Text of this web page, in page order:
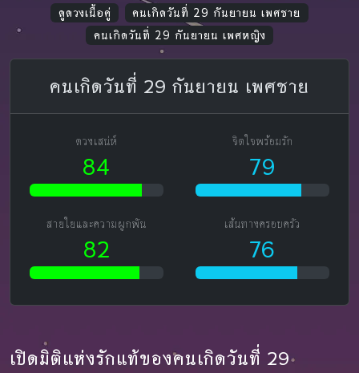
ดูดวงเนื้อคู่
คนเกิดวันที่ 29 กันยายน เพศชาย
คนเกิดวันที่ 29 กันยายน เพศหญิง
คนเกิดวันที่ 29 กันยายน เพศชาย
ดวงเสน่ห์
84
จิตใจพร้อมรัก
79
สายใยและความผูกพัน
82
เส้นทางครอบครัว
76
เปิดมิติแห่งรักแท้ของคนเกิดวันที่ 29